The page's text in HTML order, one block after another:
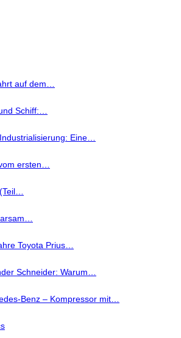
auf dem…
Schiff:…
Eine…
ersten…
Toyota Prius…
Schneider: Warum…
Benz – Kompressor mit…